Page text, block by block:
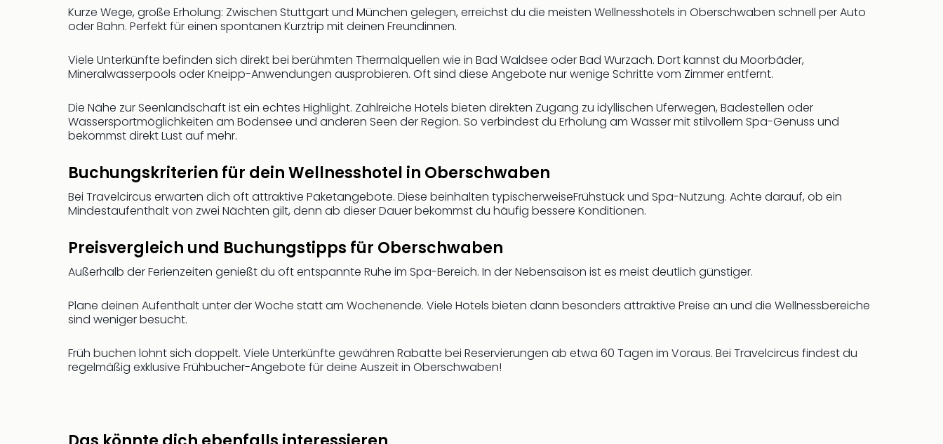
Kurze Wege, große Erholung: Zwischen Stuttgart und München gelegen, erreichst du die meisten Wellnesshotels in Oberschwaben schnell per Auto
oder Bahn. Perfekt für einen spontanen Kurztrip mit deinen Freundinnen.
Viele Unterkünfte befinden sich direkt bei berühmten Thermalquellen wie in Bad Waldsee oder Bad Wurzach. Dort kannst du Moorbäder,
Mineralwasserpools oder Kneipp-Anwendungen ausprobieren. Oft sind diese Angebote nur wenige Schritte vom Zimmer entfernt.
Die Nähe zur Seenlandschaft ist ein echtes Highlight. Zahlreiche Hotels bieten direkten Zugang zu idyllischen Uferwegen, Badestellen oder
Wassersportmöglichkeiten am Bodensee und anderen Seen der Region. So verbindest du Erholung am Wasser mit stilvollem Spa-Genuss und
bekommst direkt Lust auf mehr.
Buchungskriterien für dein Wellnesshotel in Oberschwaben
Bei Travelcircus erwarten dich oft attraktive Paketangebote. Diese beinhalten typischerweiseFrühstück und Spa-Nutzung. Achte darauf, ob ein
Mindestaufenthalt von zwei Nächten gilt, denn ab dieser Dauer bekommst du häufig bessere Konditionen.
Preisvergleich und Buchungstipps für Oberschwaben
Außerhalb der Ferienzeiten genießt du oft entspannte Ruhe im Spa-Bereich. In der Nebensaison ist es meist deutlich günstiger.
Plane deinen Aufenthalt unter der Woche statt am Wochenende. Viele Hotels bieten dann besonders attraktive Preise an und die Wellnessbereiche
sind weniger besucht.
Früh buchen lohnt sich doppelt. Viele Unterkünfte gewähren Rabatte bei Reservierungen ab etwa 60 Tagen im Voraus. Bei Travelcircus findest du
regelmäßig exklusive Frühbucher-Angebote für deine Auszeit in Oberschwaben!